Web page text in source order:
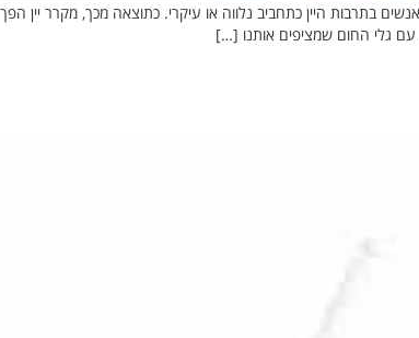
בתרבות היין כתחביב נלווה או עיקרי. כתוצאה מכך, מקרר יין
עם גלי החום שמציפים אותנו […]